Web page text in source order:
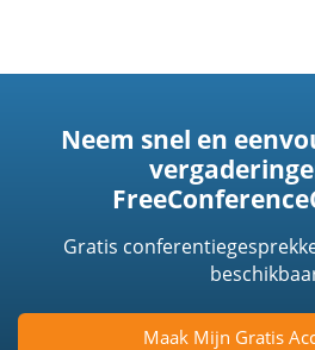
Neem snel en
Gratis
Maak Mijn Gratis